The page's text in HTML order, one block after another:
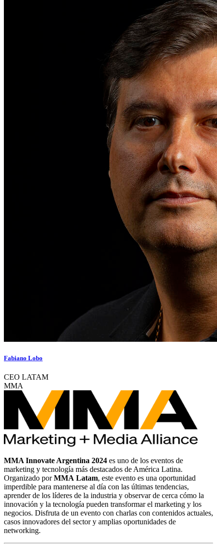
Fabiano Lobo
CEO LATAM
MMA
MMA Innovate Argentina 2024 es uno de los eventos de
marketing y tecnología más destacados de América Latina.
Organizado porMMA Latam, este evento es una oportunidad
imperdible para mantenerse al día con las últimas tendencias,
aprender de los líderes de la industria y observar de cerca cómo la
innovación y la tecnología pueden transformar el marketing y los
negocios. Disfruta de un evento con charlas con contenidos actuales,
casos innovadores del sector y amplias oportunidades de
networking.